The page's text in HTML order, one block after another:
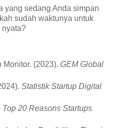
yang sedang Anda simpan
sudah waktunya untuk
nyata?
(2023). GEM Global
Statistik Startup Digital
Top 20 Reasons Startups